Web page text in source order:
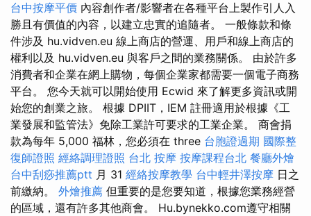
台中按摩平價 內容創作者/影響者在各種平台上製作引人入
勝且有價值的內容，以建立忠實的追隨者。 一般條款和條
件涉及 hu.vidven.eu 線上商店的營運、用戶和線上商店的
權利以及 hu.vidven.eu 與客戶之間的業務關係。 由於許多
消費者和企業在網上購物，每個企業家都需要一個電子商務
平台。 您今天就可以開始使用 Ecwid 來了解更多資訊或開
始您的創業之旅。 根據 DPIIT，IEM 註冊適用於根據《工
業發展和監管法》免除工業許可要求的工業企業。 商會捐
款為每年 5,000 福林，您必須在 three 台胞證過期 國際整
復師證照 經絡調理證照 台北 按摩 按摩課程台北 餐廳外燴
台中刮痧推薦ptt 月 31 經絡按摩教學 台中輕井澤按摩 日之
前繳納。 外燴推薦 但重要的是您要知道，根據您業務經營
的區域，還有許多其他商會。 Hu.bynekko.com遵守相關